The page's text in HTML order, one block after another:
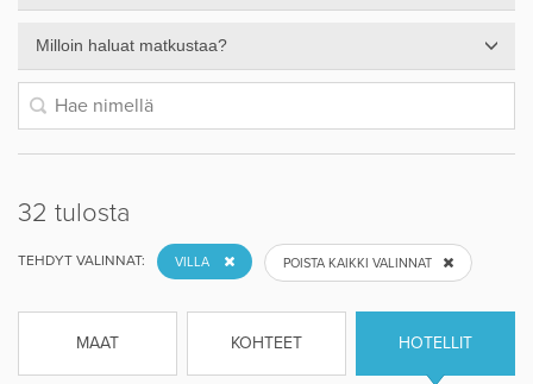
Milloin haluat matkustaa?
32 tulosta
TEHDYT VALINNAT: VILLA POISTA KAIKKI VALINNAT
MAAT KOHTEET HOTELLIT